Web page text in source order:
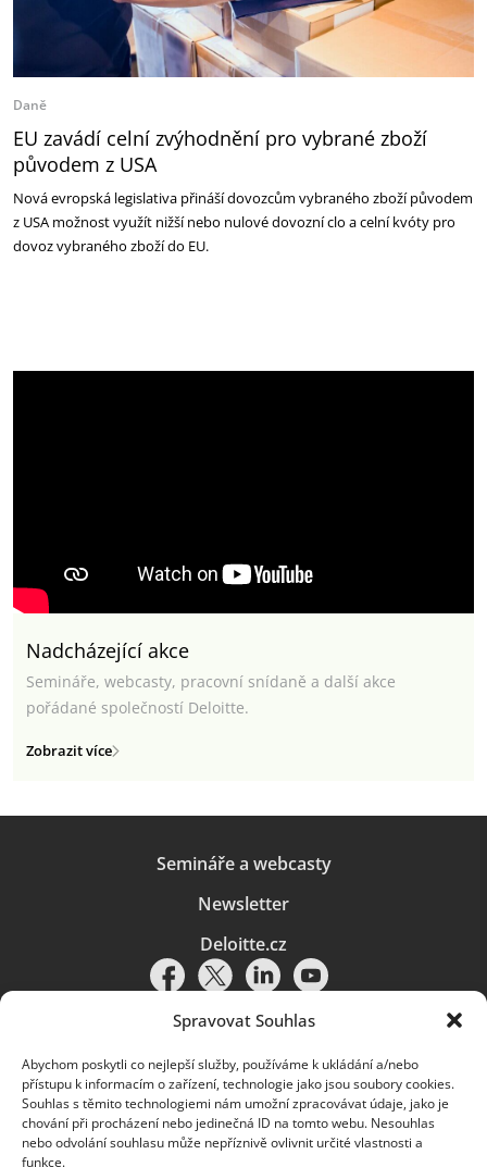
Spravovat Souhlas
Abychom poskytli co nejlepší služby, používáme k ukládání a/nebo
přístupu k informacím o zařízení, technologie jako jsou soubory cookies.
Souhlas s těmito technologiemi nám umožní zpracovávat údaje, jako je
chování při procházení nebo jedinečná ID na tomto webu. Nesouhlas
nebo odvolání souhlasu může nepříznivě ovlivnit určité vlastnosti a
funkce.
Daně
EU zavádí celní zvýhodnění pro vybrané zboží
původem z USA
Nová evropská legislativa přináší dovozcům vybraného zboží původem
z USA možnost využít nižší nebo nulové dovozní clo a celní kvóty pro
dovoz vybraného zboží do EU.
Nadcházející akce
Semináře, webcasty, pracovní snídaně a další akce
pořádané společností Deloitte.
Zobrazit více
Semináře a webcasty
Newsletter
Deloitte.cz
Pravidla používání|Ochrana osobních údajů|Soubory cookies |
Deloitte.cz
© 2026. Více informací najdete vPravidlech používání.